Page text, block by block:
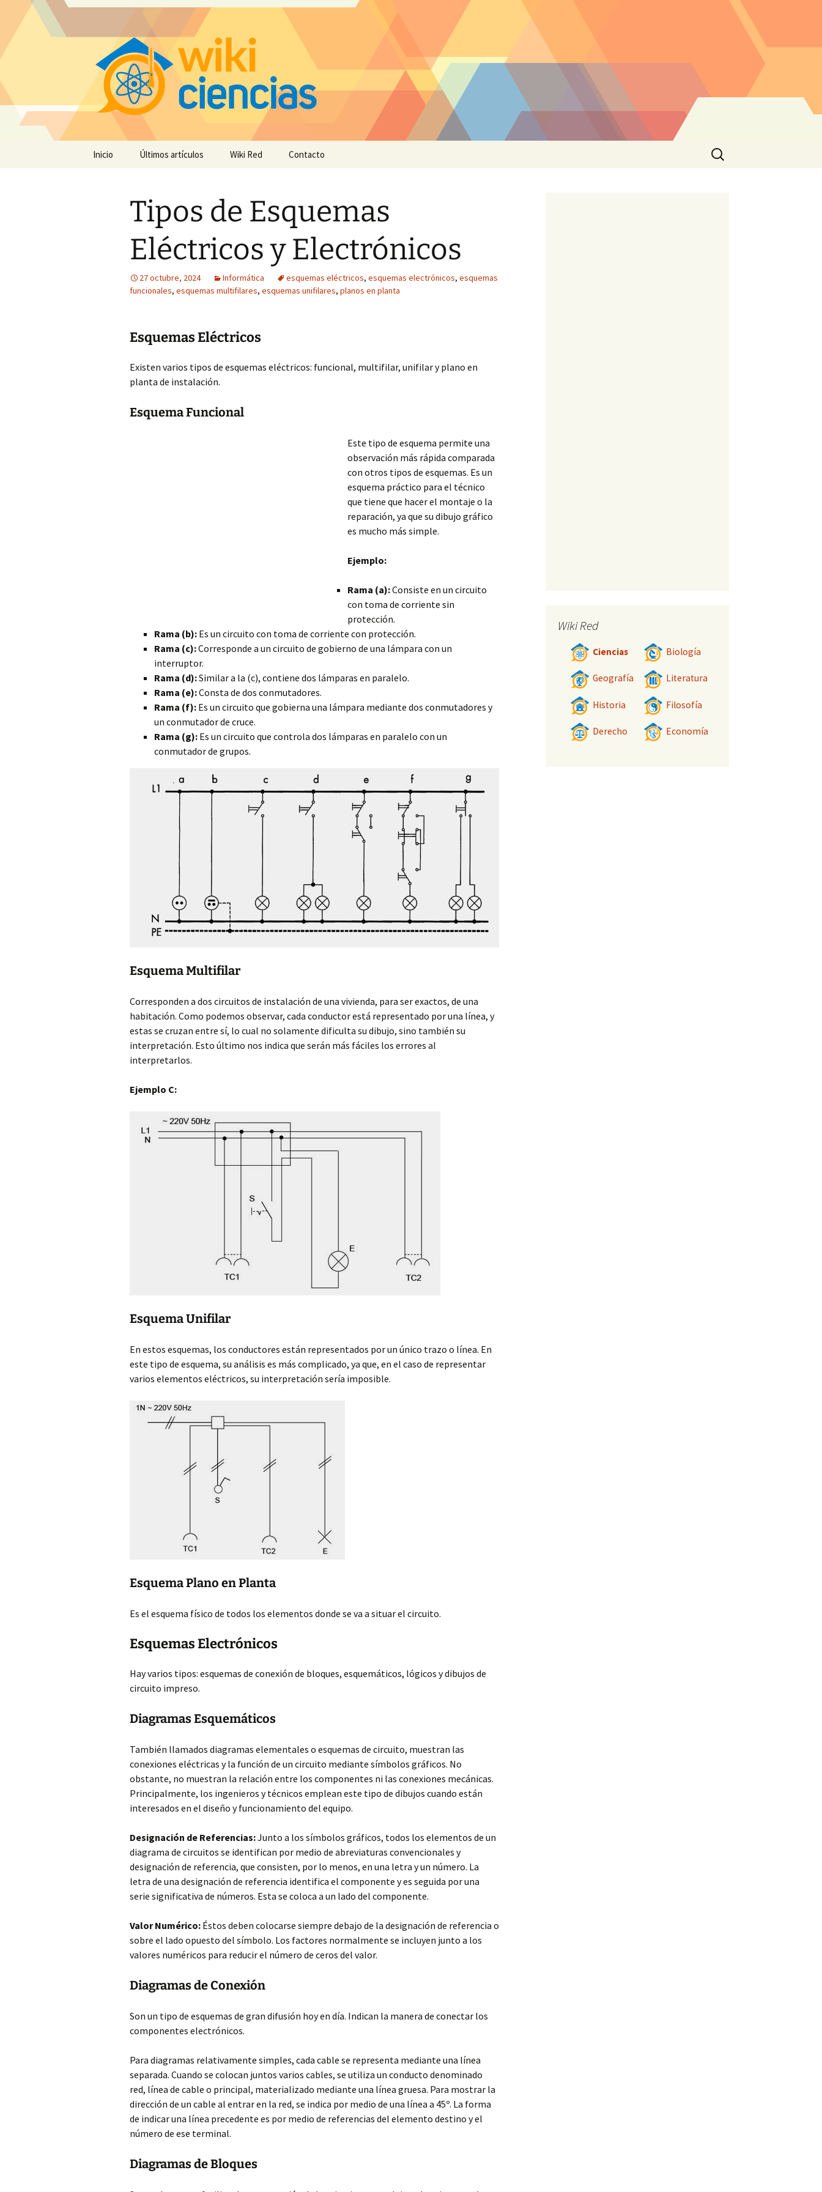
Inicio Últimos artículos Wiki Red Contacto
Buscar:
Tipos de Esquemas
Eléctricos y Electrónicos
27 octubre, 2024 Informática esquemas eléctricos, esquemas electrónicos, esquemas
funcionales, esquemas multifilares, esquemas unifilares, planos en planta
Esquemas Eléctricos
Existen varios tipos de esquemas eléctricos: funcional, multifilar, unifilar y plano en
planta de instalación.
Esquema Funcional
Este tipo de esquema permite una
observación más rápida comparada
con otros tipos de esquemas. Es un
esquema práctico para el técnico
que tiene que hacer el montaje o la
reparación, ya que su dibujo gráfico
es mucho más simple.
Ejemplo:
Rama (a):Consiste en un circuito
con toma de corriente sin
protección.
Rama (b): Es un circuito con toma de corriente con protección.
Rama (c):Corresponde a un circuito de gobierno de una lámpara con un
interruptor.
Rama (d):Similar a la (c), contiene dos lámparas en paralelo.
Rama (e):Consta de dos conmutadores.
Rama (f): Es un circuito que gobierna una lámpara mediante dos conmutadores y
un conmutador de cruce.
Rama (g): Es un circuito que controla dos lámparas en paralelo con un
conmutador de grupos.
Esquema Multifilar
Corresponden a dos circuitos de instalación de una vivienda, para ser exactos, de una
habitación. Como podemos observar, cada conductor está representado por una línea, y
estas se cruzan entre sí, lo cual no solamente dificulta su dibujo, sino también su
interpretación. Esto último nos indica que serán más fáciles los errores al
interpretarlos.
Ejemplo C:
Esquema Unifilar
En estos esquemas, los conductores están representados por un único trazo o línea. En
este tipo de esquema, su análisis es más complicado, ya que, en el caso de representar
varios elementos eléctricos, su interpretación sería imposible.
Esquema Plano en Planta
Es el esquema físico de todos los elementos donde se va a situar el circuito.
Esquemas Electrónicos
Hay varios tipos: esquemas de conexión de bloques, esquemáticos, lógicos y dibujos de
circuito impreso.
Diagramas Esquemáticos
También llamados diagramas elementales o esquemas de circuito, muestran las
conexiones eléctricas y la función de un circuito mediante símbolos gráficos. No
obstante, no muestran la relación entre los componentes ni las conexiones mecánicas.
Principalmente, los ingenieros y técnicos emplean este tipo de dibujos cuando están
interesados en el diseño y funcionamiento del equipo.
Designación de Referencias:Junto a los símbolos gráficos, todos los elementos de un
diagrama de circuitos se identifican por medio de abreviaturas convencionales y
designación de referencia, que consisten, por lo menos, en una letra y un número. La
letra de una designación de referencia identifica el componente y es seguida por una
serie significativa de números. Esta se coloca a un lado del componente.
Valor Numérico: Éstos deben colocarse siempre debajo de la designación de referencia o
sobre el lado opuesto del símbolo. Los factores normalmente se incluyen junto a los
valores numéricos para reducir el número de ceros del valor.
Diagramas de Conexión
Son un tipo de esquemas de gran difusión hoy en día. Indican la manera de conectar los
componentes electrónicos.
Para diagramas relativamente simples, cada cable se representa mediante una línea
separada. Cuando se colocan juntos varios cables, se utiliza un conducto denominado
red, línea de cable o principal, materializado mediante una línea gruesa. Para mostrar la
dirección de un cable al entrar en la red, se indica por medio de una línea a 45º. La forma
de indicar una línea precedente es por medio de referencias del elemento destino y el
número de ese terminal.
Diagramas de Bloques
Wiki Red
Ciencias Biología
Geografía Literatura
Historia Filosofía
Derecho Economía